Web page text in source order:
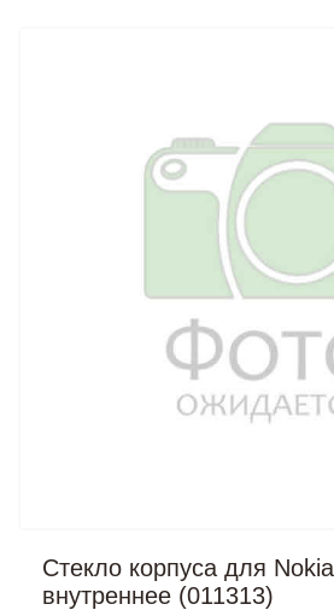
Стекло корпуса для
внутреннее (011313)